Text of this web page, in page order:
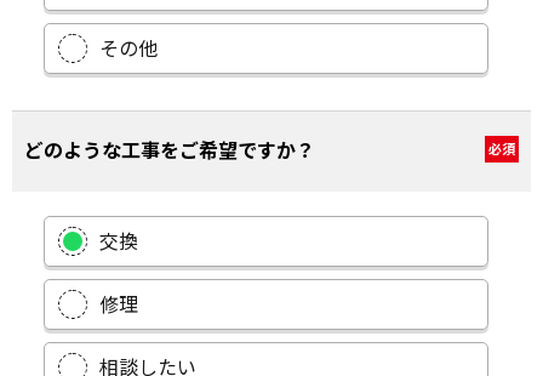
その他
どのような工事をご希望ですか？ 必須
交換
修理
相談したい